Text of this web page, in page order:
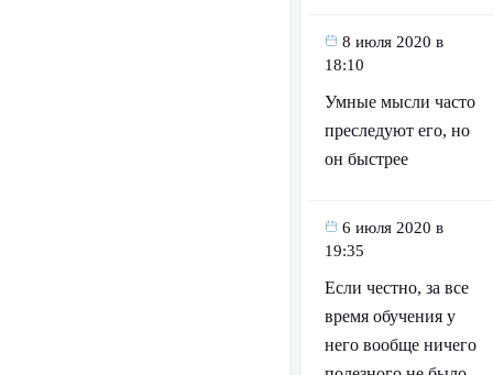
8 июля 2020 в
18:10
Умные мысли часто
преследуют его, но
он быстрее
6 июля 2020 в
19:35
Если честно, за все
время обучения у
него вообще ничего